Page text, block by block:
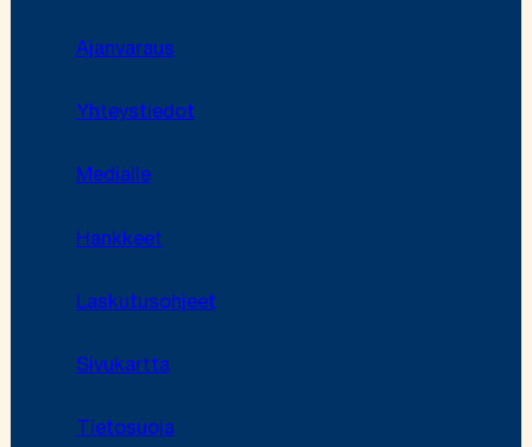
Ajanvaraus
Yhteystiedot
Medialle
Hankkeet
Laskutusohjeet
Sivukartta
Tietosuoja